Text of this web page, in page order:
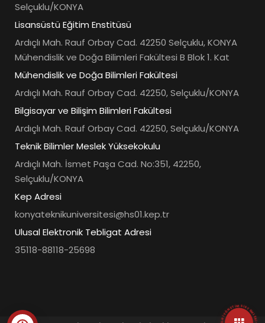
Selçuklu/KONYA
Lisansüstü Eğitim Enstitüsü
Ardıçlı Mah. Rauf Orbay Cad. 42250 Selçuklu, KONYA
Mühendislik ve Doğa Bilimleri Fakültesi B Blok 1. Kat
Mühendislik ve Doğa Bilimleri Fakültesi
Ardıçlı Mah. Rauf Orbay Cad. 42250, Selçuklu/KONYA
Bilgisayar ve Bilişim Bilimleri Fakültesi
Ardıçlı Mah. Rauf Orbay Cad. 42250, Selçuklu/KONYA
Teknik Bilimler Meslek Yüksekokulu
Ardıçlı Mah. İsmet Paşa Cad. No:351, 42250,
Selçuklu/KONYA
Kep Adresi
konyateknikuniversitesi@hs01.kep.tr
Ulusal Elektronik Tebligat Adresi
35118-88118-25698